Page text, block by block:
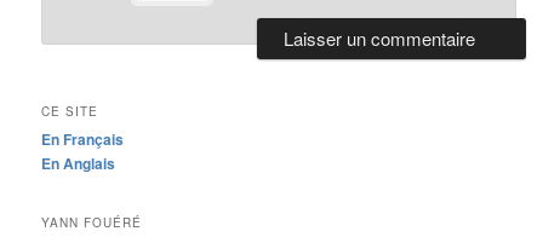
CE SITE
En Français
En Anglais
YANN FOUÉRÉ